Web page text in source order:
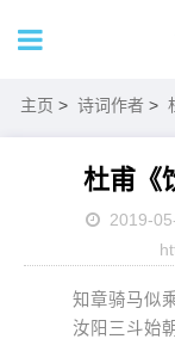
主页 > 诗词作者 >
杜甫《
2019-
知章骑马似
汝阳三斗始朝